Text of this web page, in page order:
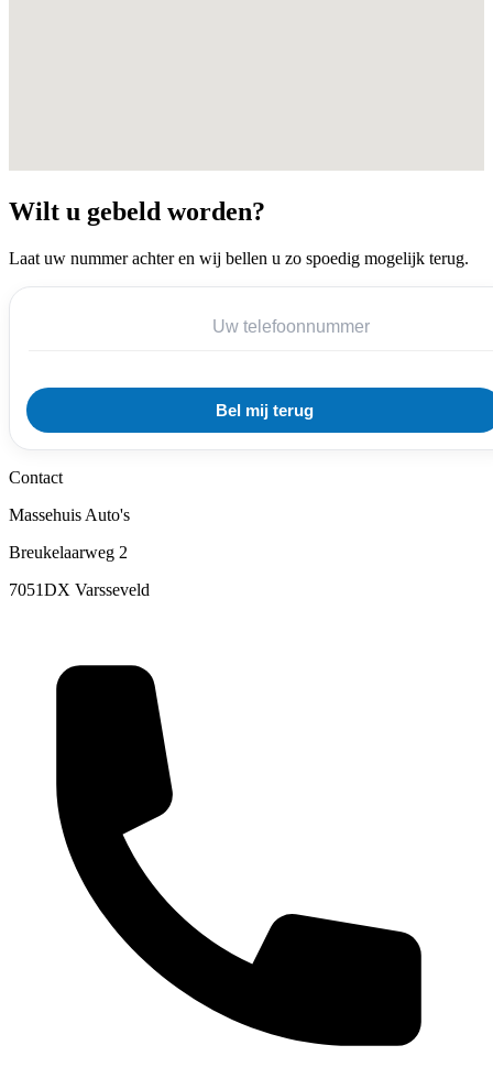
Wilt u gebeld worden?
Laat uw nummer achter en wij bellen u zo spoedig mogelijk terug.
Contact
Massehuis Auto's
Breukelaarweg 2
7051DX Varsseveld